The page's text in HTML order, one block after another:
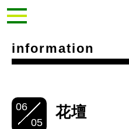
information
06
05
花壇